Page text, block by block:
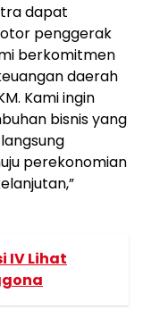
dapat
penggerak
berkomitmen
daerah
Kami ingin
bisnis yang
perekonomian
IV Lihat